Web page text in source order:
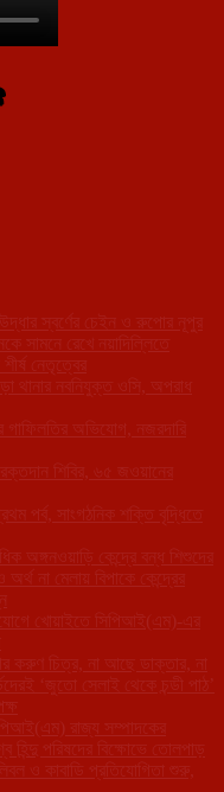
স্বর্ণের চেইন ও রুপোর নূপুর
সামনে রেখে নয়াদিল্লিতে
নেতৃত্বের
থানার নবনিযুক্ত ওসি, অপরাধ
গাফিলতির অভিযোগ, নজরদারি
শিবির, ৬৫ জওয়ানের
পর্ব, সাংগঠনিক শক্তি বৃদ্ধিতে
অঙ্গনওয়াড়ি কেন্দ্রে বন্ধ শিশুদের
না মেলায় বিপাকে কেন্দ্রের
খোয়াইতে সিপিআই(এম)-এর
করুণ চিত্র, না আছে ডাক্তার, না
‘জুতো সেলাই থেকে চন্ডী পাঠ’
রাজ্য সম্পাদকের
হিন্দু পরিষদের বিক্ষোভে তোলপাড়
ও কাবাডি প্রতিযোগিতা শুরু,